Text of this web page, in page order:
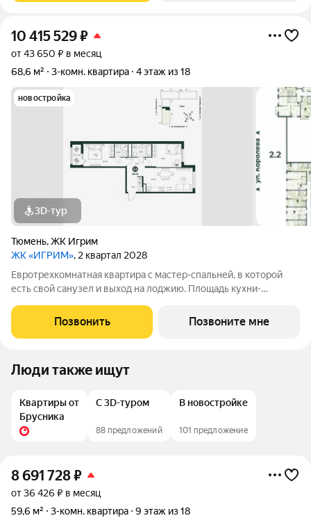
10 415 529₽
от 43 650 ₽ в месяц
68,6 м²
3-комн. квартира 4 этаж из 18
новостройка
3D-тур
Тюмень,ЖК Игрим
ЖК «ИГРИМ», 2 квартал 2028
Евротрехкомнатная квартира с мастер-спальней, в которой
есть свой санузел и выход на лоджию. Площадь кухни-
функциональные зоны - отдыха и приготовления пищи. Окна
квартиры выходят на две стороны.
Позвонить Позвоните мне
Люди также ищут
Квартиры от
Брусника
С 3D-туром
88 предложений
В новостройке
101 предложение
8 691 728₽
от 36 426 ₽ в месяц
59,6 м²
3-комн. квартира 9 этаж из 18